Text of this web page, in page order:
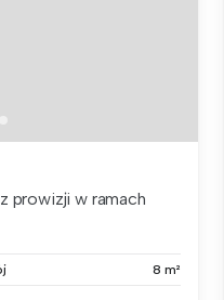
prowizji w ramach
8 m²